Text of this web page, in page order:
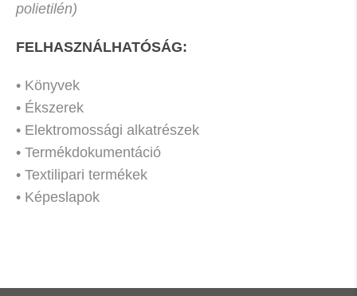
polietilén)
FELHASZNÁLHATÓSÁG:
• Könyvek
• Ékszerek
• Elektromossági alkatrészek
• Termékdokumentáció
• Textilipari termékek
• Képeslapok